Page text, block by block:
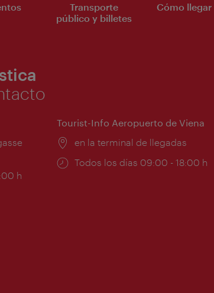
Transporte
público y billetes
Cómo llegar
h
Tourist-Info Aeropuerto de Viena
Lugar:
en la terminal de llegadas
Horarios
Todos los días 09:00 - 18:00 h